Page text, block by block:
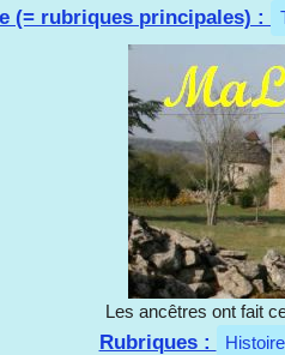
(= rubriques principales) :
Les ancêtres ont fait
Rubriques :